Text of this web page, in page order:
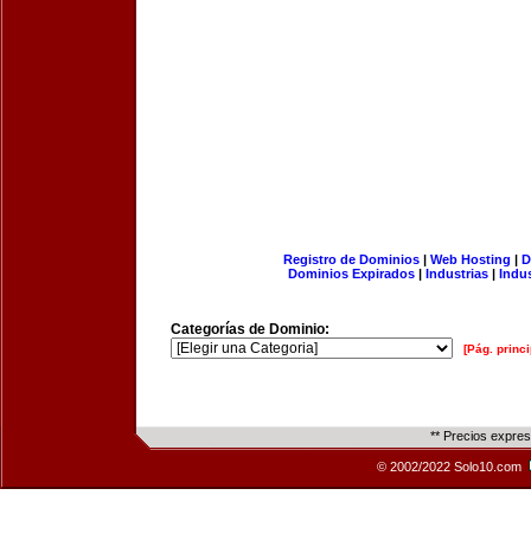
Registro de Dominios| Web Hosting |
Dominios Expirados | Industrias |
Categorías de Dominio:
[Pág.
** Precios
© 2002/2022 Solo10.com